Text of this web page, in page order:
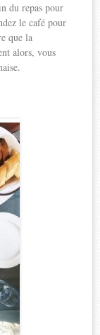
du repas pour
le café pour
que la
alors, vous